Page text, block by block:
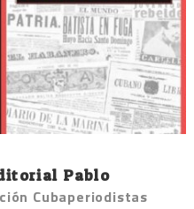
Pablo
Cubaperiodistas